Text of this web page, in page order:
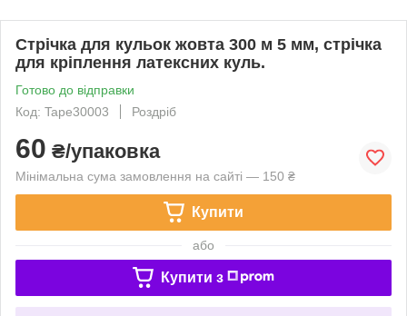
Стрічка для кульок жовта 300 м 5 мм, стрічка
для кріплення латексних куль.
Готово до відправки
Код: Tape30003
Роздріб
60 ₴/упаковка
Мінімальна сума замовлення на сайті — 150 ₴
Купити
або
Купити з